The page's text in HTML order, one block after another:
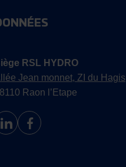
RSL HYDRO
Jean monnet, ZI du Hagis
Raon l’Etape